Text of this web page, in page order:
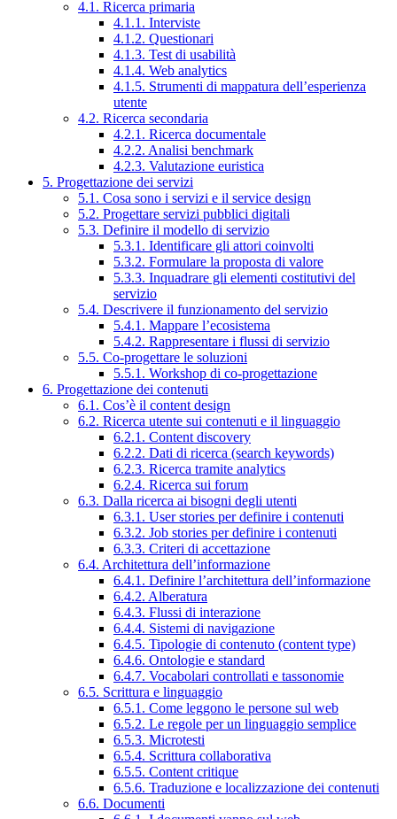
4.1. Ricerca primaria
4.1.1. Interviste
4.1.2. Questionari
4.1.3. Test di usabilità
4.1.4. Web analytics
4.1.5. Strumenti di mappatura dell’esperienza
utente
4.2. Ricerca secondaria
4.2.1. Ricerca documentale
4.2.2. Analisi benchmark
4.2.3. Valutazione euristica
5. Progettazione dei servizi
5.1. Cosa sono i servizi e il service design
5.2. Progettare servizi pubblici digitali
5.3. Definire il modello di servizio
5.3.1. Identificare gli attori coinvolti
5.3.2. Formulare la proposta di valore
5.3.3. Inquadrare gli elementi costitutivi del
servizio
5.4. Descrivere il funzionamento del servizio
5.4.1. Mappare l’ecosistema
5.4.2. Rappresentare i flussi di servizio
5.5. Co-progettare le soluzioni
5.5.1. Workshop di co-progettazione
6. Progettazione dei contenuti
6.1. Cos’è il content design
6.2. Ricerca utente sui contenuti e il linguaggio
6.2.1. Content discovery
6.2.2. Dati di ricerca (search keywords)
6.2.3. Ricerca tramite analytics
6.2.4. Ricerca sui forum
6.3. Dalla ricerca ai bisogni degli utenti
6.3.1. User stories per definire i contenuti
6.3.2. Job stories per definire i contenuti
6.3.3. Criteri di accettazione
6.4. Architettura dell’informazione
6.4.1. Definire l’architettura dell’informazione
6.4.2. Alberatura
6.4.3. Flussi di interazione
6.4.4. Sistemi di navigazione
6.4.5. Tipologie di contenuto (content type)
6.4.6. Ontologie e standard
6.4.7. Vocabolari controllati e tassonomie
6.5. Scrittura e linguaggio
6.5.1. Come leggono le persone sul web
6.5.2. Le regole per un linguaggio semplice
6.5.3. Microtesti
6.5.4. Scrittura collaborativa
6.5.5. Content critique
6.5.6. Traduzione e localizzazione dei contenuti
6.6. Documenti